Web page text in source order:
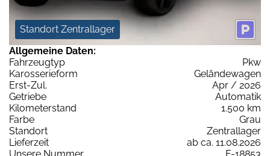
Standort Zentrallager
Allgemeine Daten:
Fahrzeugtyp
Pkw
Karosserieform
Geländewagen
Erst-Zul.
Apr / 2026
Getriebe
Automatik
Kilometerstand
1.500 km
Farbe
Grau
Standort
Zentrallager
Lieferzeit
ab ca. 11.08.2026